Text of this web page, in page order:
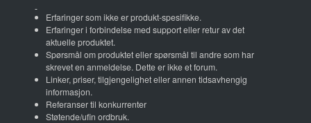
Erfaringer som ikke er produkt-spesifikke.
Erfaringer i forbindelse med support eller retur av det
aktuelle produktet.
Spørsmål om produktet eller spørsmål til andre som har
skrevet en anmeldelse. Dette er ikke et forum.
Linker, priser, tilgjengelighet eller annen tidsavhengig
informasjon.
Referanser til konkurrenter
Støtende/ufin ordbruk.